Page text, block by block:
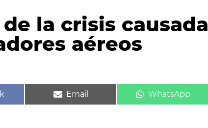
la crisis causada
aéreos
Compartir
Email
Compartir
WhatsApp